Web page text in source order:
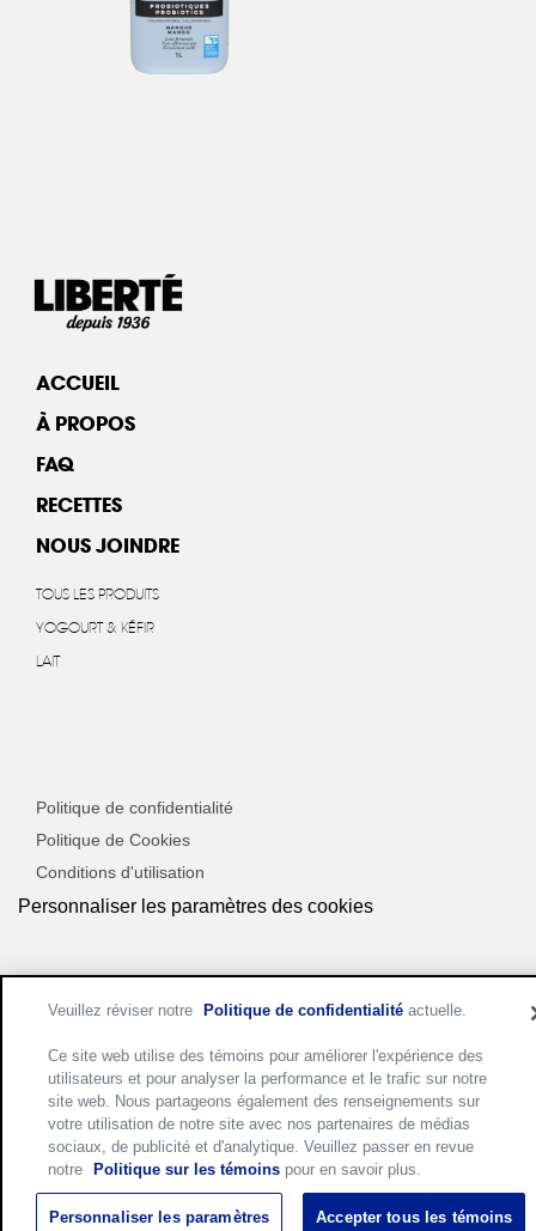
ACCUEIL
À PROPOS
FAQ
RECETTES
NOUS JOINDRE
TOUS LES PRODUITS
YOGOURT & KÉFIR
LAIT
Politique de confidentialité
Politique de Cookies
Conditions d'utilisation
Personnaliser les paramètres des cookies
Veuillez réviser notre Politique de confidentialité actuelle.
Ce site web utilise des témoins pour améliorer l'expérience des
utilisateurs et pour analyser la performance et le trafic sur notre
site web. Nous partageons également des renseignements sur
votre utilisation de notre site avec nos partenaires de médias
sociaux, de publicité et d'analytique. Veuillez passer en revue
notre
Politique sur les témoins pour en savoir plus.
Personnaliser les paramètres Accepter tous les témoins